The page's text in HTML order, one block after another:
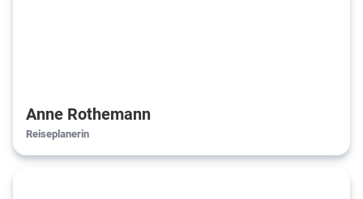
Anne Rothemann
Reiseplanerin